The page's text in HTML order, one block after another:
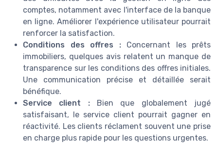
comptes, notamment avec l'interface de la banque
en ligne. Améliorer l'expérience utilisateur pourrait
renforcer la satisfaction.
Conditions des offres :Concernant les prêts
immobiliers, quelques avis relatent un manque de
transparence sur les conditions des offres initiales.
Une communication précise et détaillée serait
bénéfique.
Service client :Bien que globalement jugé
satisfaisant, le service client pourrait gagner en
réactivité. Les clients réclament souvent une prise
en charge plus rapide pour les questions urgentes.